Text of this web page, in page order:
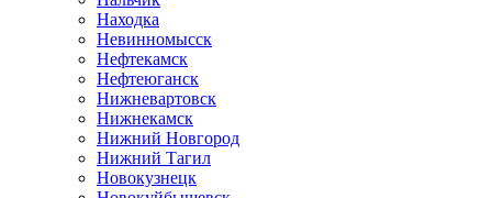
Находка
Невинномысск
Нефтекамск
Нефтеюганск
Нижневартовск
Нижнекамск
Нижний Новгород
Нижний Тагил
Новокузнецк